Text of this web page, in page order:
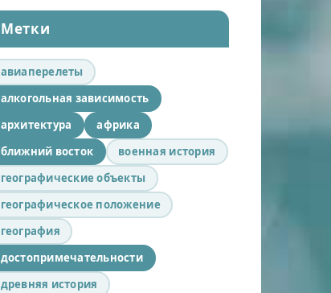
Метки
авиаперелеты
алкогольная зависимость
архитектура
африка
ближний восток
военная история
географические объекты
географическое положение
география
достопримечательности
древняя история